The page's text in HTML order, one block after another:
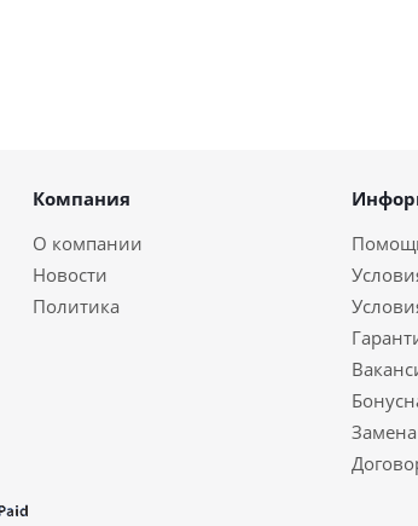
Компания
О компании
Новости
Политика